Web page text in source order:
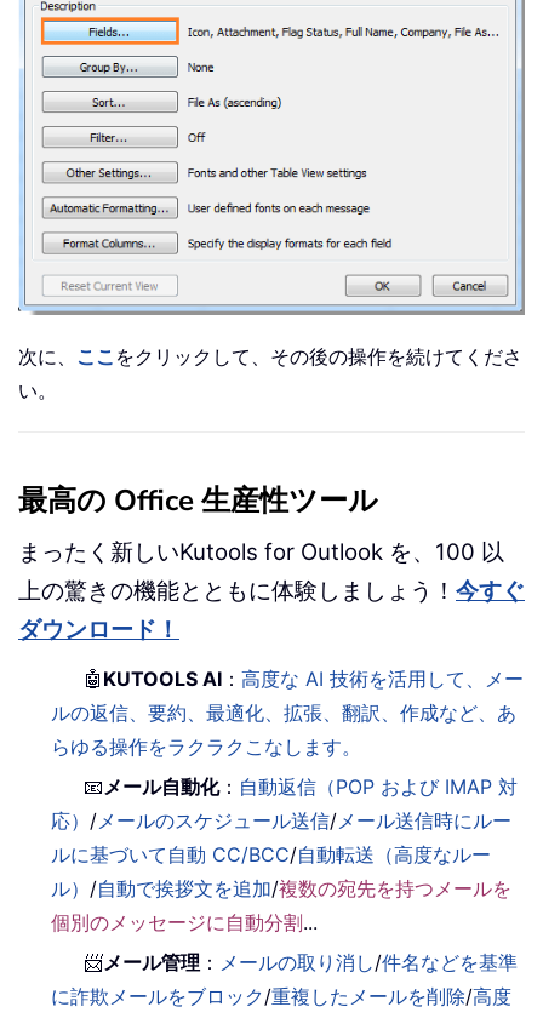
次に、 ここ をクリックして、その後の操作を続けてくださ
い。
最高の Office 生産性ツール
まったく新しいKutools for Outlook を、100 以
上の驚きの機能とともに体験しましょう！ 今すぐ
ダウンロード！
🤖 KUTOOLS AI ：高度な AI 技術を活用して、メー
ルの返信、要約、最適化、拡張、翻訳、作成など、あ
らゆる操作をラクラクこなします。
📧メール自動化： 自動返信（POP および IMAP 対
応） /メールのスケジュール送信/メール送信時にルー
ルに基づいて自動 CC/BCC/自動転送（高度なルー
ル） /自動で挨拶文を追加/複数の宛先を持つメールを
個別のメッセージに自動分割...
📨メール管理 ： メールの取り消し/件名などを基準
に詐欺メールをブロック/重複したメールを削除/高度